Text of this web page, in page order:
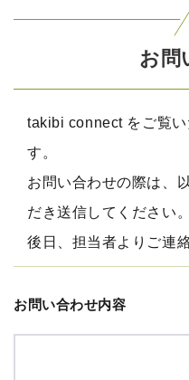
お問
takibi connect をご覧い
す。
お問い合わせの際は、
だき送信してください。
後日、担当者よりご連
お問い合わせ内容